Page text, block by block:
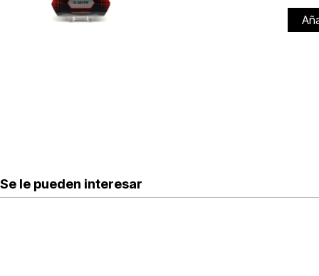
Se le pueden interesar